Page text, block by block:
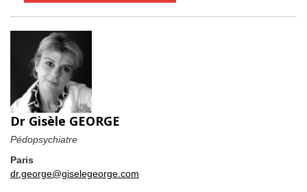
Dr Gisèle GEORGE
Pédopsychiatre
Paris
dr.george@giselegeorge.com